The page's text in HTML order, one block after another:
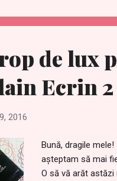
to express only
de lux
Ecrin
2016
Bună, dragile
așteptam să mai
O să vă arăt